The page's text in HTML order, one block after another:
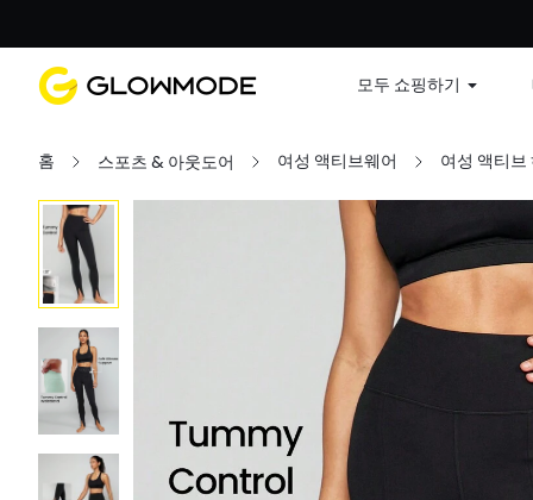
모두 쇼핑하기
홈 스포츠 & 아웃도어 여성 액티브웨어 여성 액티브